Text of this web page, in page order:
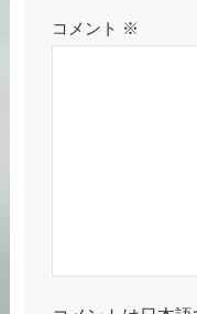
コメント ※